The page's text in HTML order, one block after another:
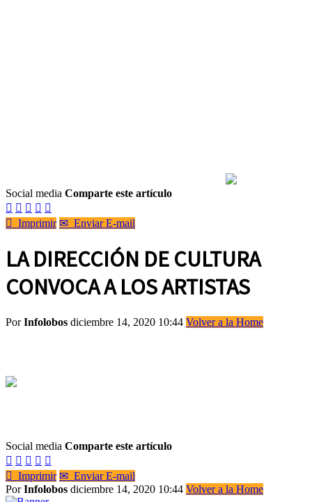
Social media Comparte este artículo
    
 Imprimir ✉ Enviar E-mail
LA DIRECCIÓN DE CULTURA
CONVOCA A LOS ARTISTAS
PorInfolobos diciembre 14, 2020 10:44 Volver a la Home
Social media Comparte este artículo
    
 Imprimir ✉ Enviar E-mail
PorInfolobos diciembre 14, 2020 10:44 Volver a la Home